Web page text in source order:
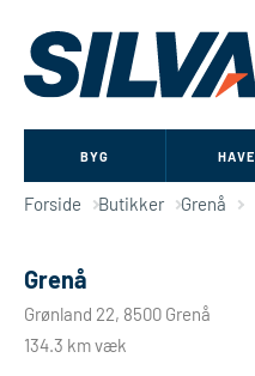
BYG HAVE
Forside Butikker Grenå
Grenå
Grønland 22, 8500 Grenå
134.3 km væk